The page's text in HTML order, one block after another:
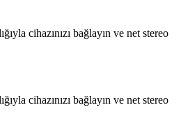
cihazınızı bağlayın ve net stereo
cihazınızı bağlayın ve net stereo